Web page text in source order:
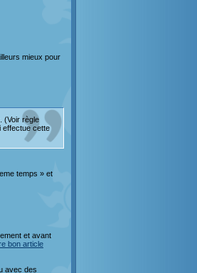
mieux pour
(Voir règle
effectue cette
temps » et
et avant
bon article
avec des